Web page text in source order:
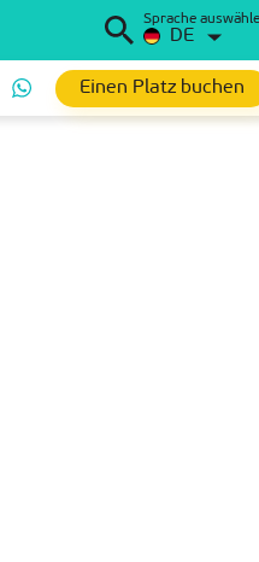
Sprache
DE
Einen Platz buchen